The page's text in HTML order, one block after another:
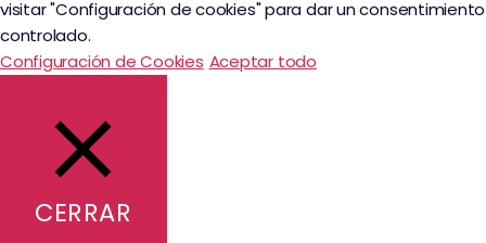
visitar "Configuración de cookies" para dar un consentimiento
controlado.
Configuración de Cookies Aceptar todo
CERRAR